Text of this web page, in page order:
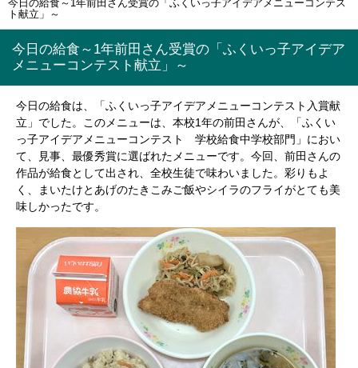
今日の給食～1年前田さん受賞の「ふくいっ子アイデアメニューコンテス
ト献立」～
今日の給食～1年前田さん受賞の「ふくいっ子アイデア
メニューコンテスト献立」～
今日の給食は、「ふくいっ子アイデアメニューコンテスト入賞献
立」でした。このメニューは、本校1年の前田さんが、「ふくい
っ子アイデアメニューコンテスト 学校給食中学校部門」におい
て、見事、最優秀賞に選ばれたメニューです。今回、前田さんの
作品が給食として出され、全校生徒で味わいました。彩りもよ
く、まいたけとあげのたきこみご飯やシイラのフライがとても美
味しかったです。